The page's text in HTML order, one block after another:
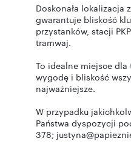
Doskonała lokalizacja
gwarantuje bliskość
przystanków, stacji
tramwaj.
To idealne miejsce
wygodę i bliskość
najważniejsze.
W przypadku
Państwa dyspozycji
378;